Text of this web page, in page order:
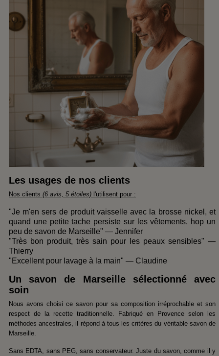
Les usages de nos clients
Nos clients (6 avis, 5 étoiles) l'utilisent pour :
"Je m'en sers de produit vaisselle avec la brosse nickel, et
quand une petite tache persiste sur les vêtements, hop un
peu de savon de Marseille" — Jennifer
"Très bon produit, très sain pour les peaux sensibles" —
Thierry
"Excellent pour lavage à la main" — Claudine
Un savon de Marseille sélectionné avec
soin
Nous avons choisi ce savon pour sa composition irréprochable et son
respect de la recette traditionnelle. Fabriqué en Provence selon les
méthodes ancestrales, il répond à tous les critères du véritable savon de
Marseille.
Sans EDTA, sans PEG, sans conservateur. Juste du savon, comme il y